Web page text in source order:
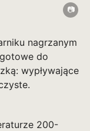
nagrzanym
do
wypływające
200-